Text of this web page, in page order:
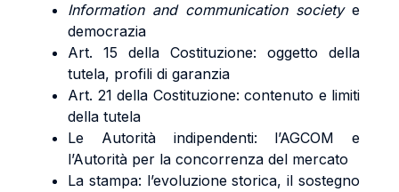
Information and communication society e
democrazia
Art. 15 della Costituzione: oggetto della
tutela, profili di garanzia
Art. 21 della Costituzione: contenuto e limiti
della tutela
Le Autorità indipendenti: l’AGCOM e
l’Autorità per la concorrenza del mercato
La stampa: l’evoluzione storica, il sostegno